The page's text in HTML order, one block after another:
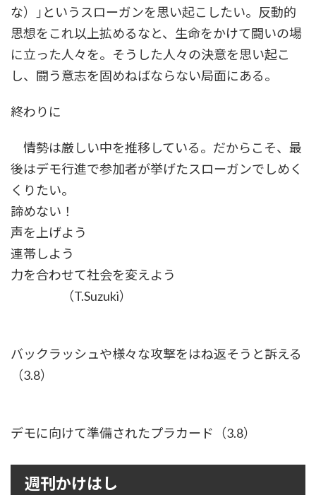
な）｣というスローガンを思い起こしたい。反動的
思想をこれ以上拡めるなと、生命をかけて闘いの場
に立った人々を。そうした人々の決意を思い起こ
し、闘う意志を固めねばならない局面にある。
終わりに
情勢は厳しい中を推移している。だからこそ、最
後はデモ行進で参加者が挙げたスローガンでしめく
くりたい。
諦めない！
声を上げよう
連帯しよう
力を合わせて社会を変えよう
（T.Suzuki）
バックラッシュや様々な攻撃をはね返そうと訴える
（3.8）
デモに向けて準備されたプラカード（3.8）
週刊かけはし